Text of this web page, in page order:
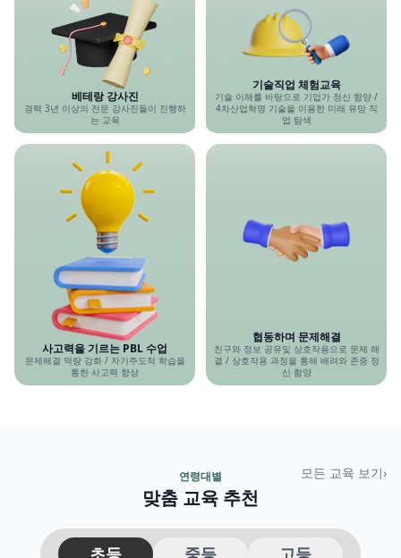
베테랑 강사진
경력 3년 이상의 전문 강사진들이 진행하
는 교육
기술직업 체험교육
기술 이해를 바탕으로 기업가 정신 함양 /
4차산업혁명 기술을 이용한 미래 유망 직
업 탐색
사고력을 기르는 PBL 수업
문제해결 역량 강화 / 자기주도적 학습을
통한 사고력 향상
협동하며 문제해결
친구와 정보 공유및 상호작용으로 문제 해
결 / 상호작용 과정을 통해 배려와 존중 정
신 함양
연령대별
맞춤 교육 추천
모든 교육 보기›